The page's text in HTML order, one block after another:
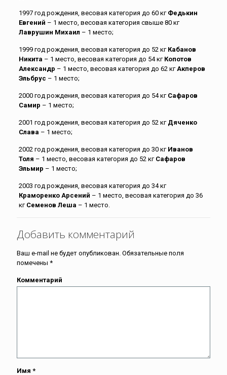
1997 год рождения, весовая категория до 60 кг Федькин
Евгений – 1 место, весовая категория свыше 80 кг
Лаврушин Михаил – 1 место;
1999 год рождения, весовая категория до 52 кг Кабанов
Никита – 1 место, весовая категория до 54 кг Копотов
Александр – 1 место, весовая категория до 62 кг Акперов
Эльбрус – 1 место;
2000 год рождения, весовая категория до 54 кг Сафаров
Самир – 1 место;
2001 год рождения, весовая категория до 52 кг Дяченко
Слава – 1 место;
2002 год рождения, весовая категория до 30 кг Иванов
Толя – 1 место, весовая категория до 52 кг Сафаров
Эльмир – 1 место;
2003 год рождения, весовая категория до 34 кг
Краморенко Арсений – 1 место, весовая категория до 36
кг Семенов Леша – 1 место.
Добавить комментарий
Ваш e-mail не будет опубликован. Обязательные поля
помечены *
Комментарий
Имя *